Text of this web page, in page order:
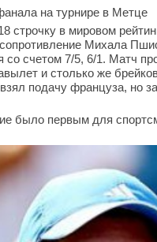
на турнире в Метце
строчку в мировом
Михала
счетом 7/5, 6/1. Матч
и столько же
подачу француза, но
было первым для